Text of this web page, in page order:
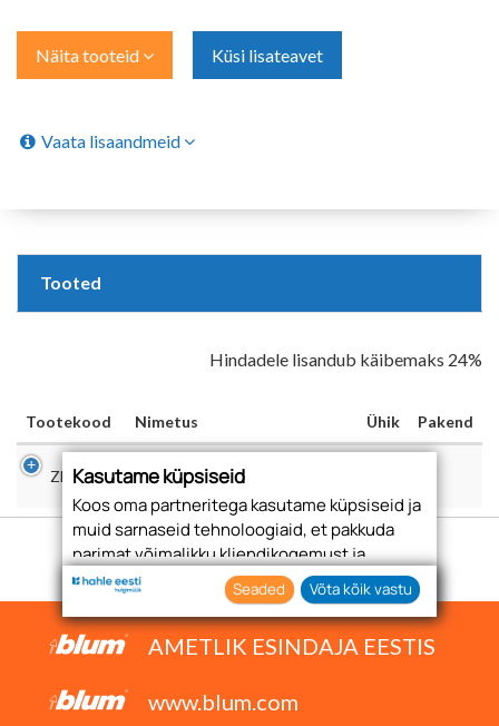
Näita tooteid Küsi lisateavet
Vaata lisaandmeid
Tooted
Hindadele lisandub käibemaks 24%
Tootekood Nimetus Ühik Pakend
ZML1090
PUURIMISRAKIS ESIPANEELI
PEHMENDILE
AMETLIK ESINDAJA EESTIS
www.blum.com
Kasutame küpsiseid
Koos oma partneritega kasutame küpsiseid ja
muid sarnaseid tehnoloogiaid, et pakkuda
parimat võimalikku kliendikogemust ja
asjakohast reklaami.
Nõustudes lubate oma teabe kogumiseks ja
kasutamiseks kasutada küpsiseid ja
tehnoloogiaid. Samuti saate oma nõusoleku
Seaded Võta kõik vastu